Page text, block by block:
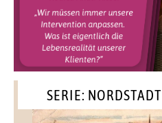
SERIE: